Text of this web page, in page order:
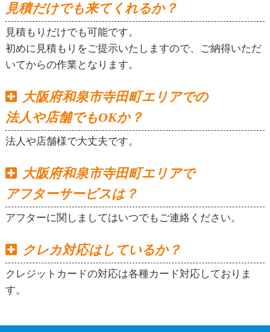
見積だけでも来てくれるか？
見積もりだけでも可能です。
初めに見積もりをご提示いたしますので、ご納得いただ
いてからの作業となります。
大阪府和泉市寺田町エリアでの
法人や店舗でもOKか？
法人や店舗様で大丈夫です。
大阪府和泉市寺田町エリアで
アフターサービスは？
アフターに関しましてはいつでもご連絡ください。
クレカ対応はしているか？
クレジットカードの対応は各種カード対応しておりま
す。